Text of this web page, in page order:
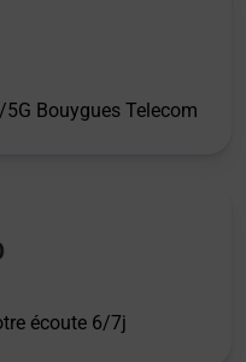
Bouygues Telecom
écoute 6/7j